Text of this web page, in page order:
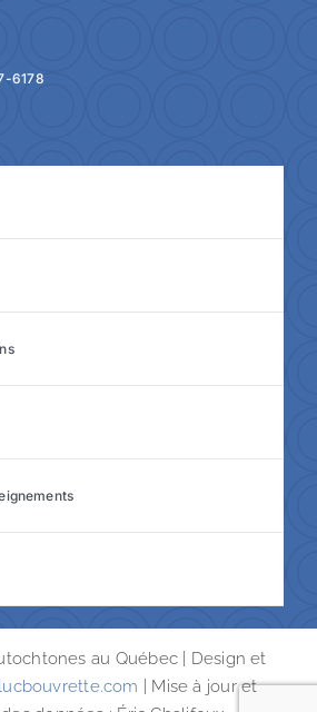
6178
au Québec | Design et
lucbouvrette.com | Mise à jour et